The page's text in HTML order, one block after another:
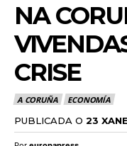
NA
CRISE
A CORUÑA ECONOMÍA
PUBLICADA O 23